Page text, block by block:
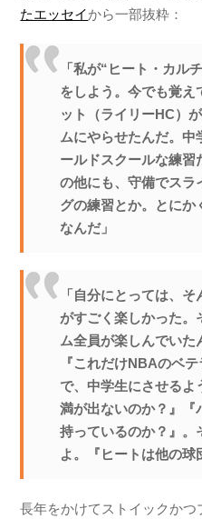
たエッセイから一部抜粋：
「私が“ヒート・カル
をしよう。今でも覚え
ット（ライリーHC）
ムにやらせたんだ。中
ールドスクールな練習
の他にも、守備でスラ
グの練習とか。とにか
なんだ」
「自分にとっては、
がすごく楽しかった。
ム全員が楽しんでいた
『これだけNBAのベ
で、中学生にさせるよ
満が出ないのか？』『
持っているのか？』。
よ。『ヒートは他の球
長年をかけてストイックかつ